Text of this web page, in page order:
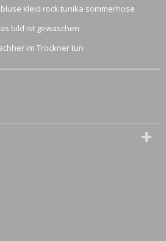
kleid rock tunika sommerhose
bild ist gewaschen
im Trockner tun